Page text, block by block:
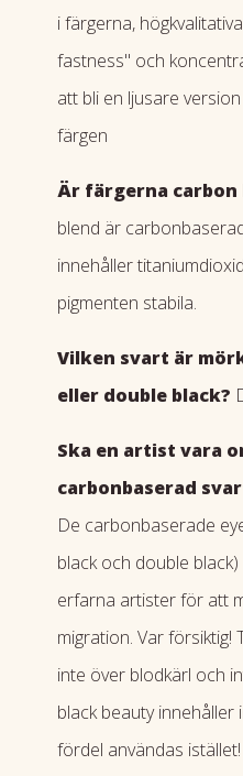
i färgerna,
fastness" och
att bli en ljusare
färgen
Är färgerna carbon
blend är
innehåller
pigmenten stabila.
Vilken svart är
eller double black?
Ska en artist vara
carbonbaserad
De carbonbaserade
black och double
erfarna artister för att
migration. Var
inte över blodkärl och
black beauty
fördel användas